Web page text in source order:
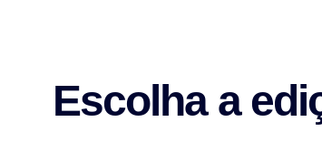
Escolha a